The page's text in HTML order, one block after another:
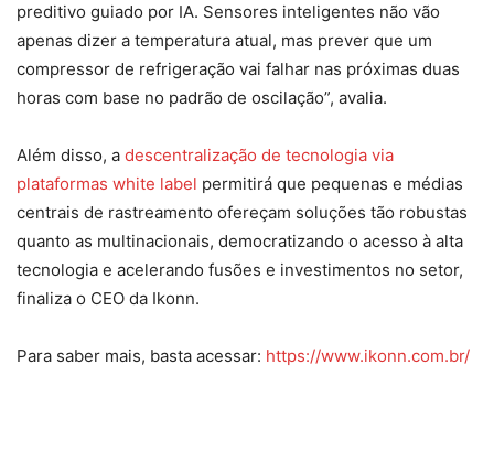
preditivo guiado por IA. Sensores inteligentes não vão
apenas dizer a temperatura atual, mas prever que um
compressor de refrigeração vai falhar nas próximas duas
horas com base no padrão de oscilação”, avalia.
Além disso, a descentralização de tecnologia via
plataformas white label permitirá que pequenas e médias
centrais de rastreamento ofereçam soluções tão robustas
quanto as multinacionais, democratizando o acesso à alta
tecnologia e acelerando fusões e investimentos no setor,
finaliza o CEO da Ikonn.
Para saber mais, basta acessar: https://www.ikonn.com.br/